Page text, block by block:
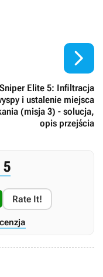
Sniper Elite 5: Infiltracja
i ustalenie miejsca
(misja 3) - solucja,
opis przejścia

5
Rate It!